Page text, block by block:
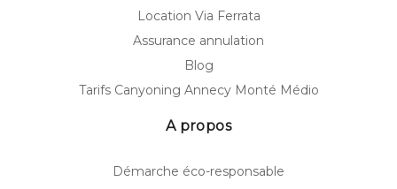
Location Via Ferrata
Assurance annulation
Blog
Tarifs Canyoning Annecy Monté Médio
A propos
Démarche éco-responsable